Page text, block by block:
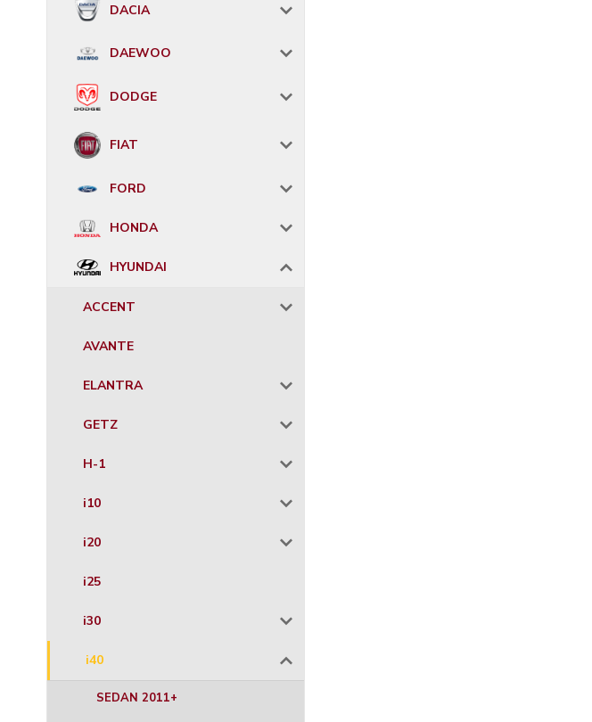
DACIA
DAEWOO
DODGE
FIAT
FORD
HONDA
HYUNDAI
ACCENT
AVANTE
ELANTRA
GETZ
H-1
i10
i20
i25
i30
i40
SEDAN 2011+